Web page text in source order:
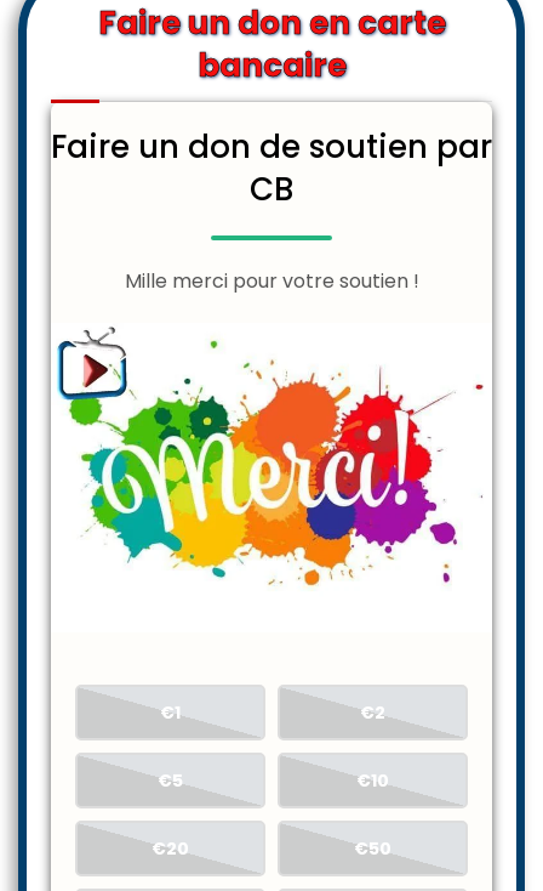
Faire un don en carte
bancaire
Faire un don de soutien par
CB
Mille merci pour votre soutien !
€1 €2
€5 €10
€20 €50